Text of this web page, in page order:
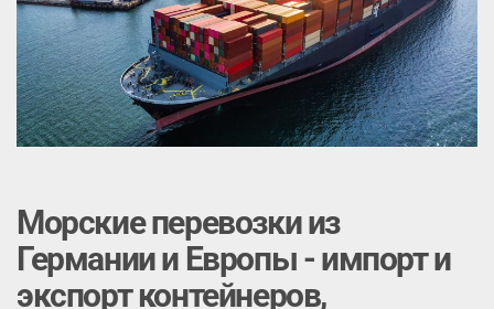
Морские перевозки из
Германии и Европы - импорт и
экспорт контейнеров,